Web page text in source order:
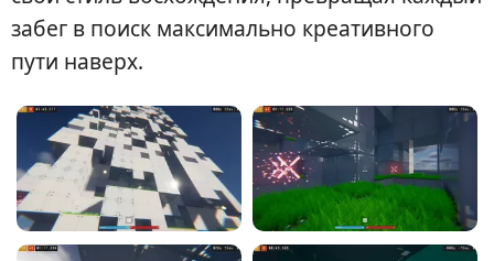
забег в поиск максимально креативного
пути наверх.